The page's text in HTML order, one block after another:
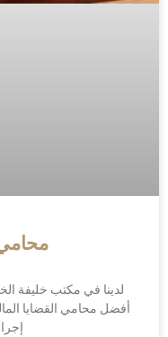
محامي
لدينا في مكتب خليفة
أفضل محامي القضايا